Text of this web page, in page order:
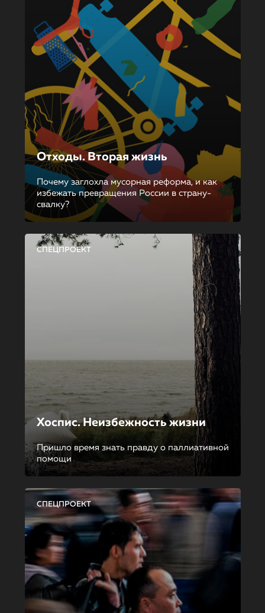
Отходы. Вторая жизнь
Почему заглохла мусорная реформа, и как
избежать превращения России в страну-
свалку?
СПЕЦПРОЕКТ
Хоспис. Неизбежность жизни
Пришло время знать правду о паллиативной
помощи
СПЕЦПРОЕКТ